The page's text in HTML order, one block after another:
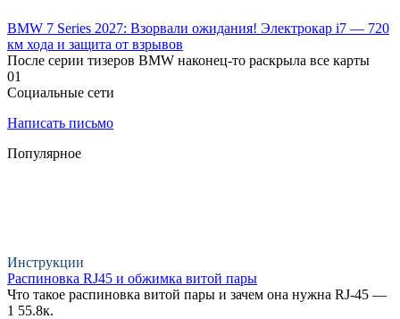
BMW 7 Series 2027: Взорвали ожидания! Электрокар i7 — 720
км хода и защита от взрывов
После серии тизеров BMW наконец-то раскрыла все карты
01
Социальные сети
Написать письмо
Популярное
Инструкции
Распиновка RJ45 и обжимка витой пары
Что такое распиновка витой пары и зачем она нужна RJ-45 —
1 55.8к.